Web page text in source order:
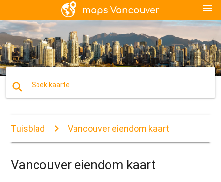
menu
search Soek kaarte
Tuisblad Vancouver eiendom kaart
Vancouver eiendom kaart